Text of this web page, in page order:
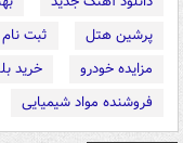
پرشین هتل
ثبت
مزایده خودرو
خرید
فروشنده مواد شیمیایی